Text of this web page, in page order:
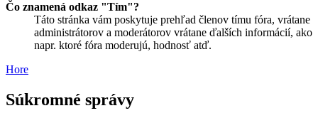
Čo znamená odkaz "Tím"?
Táto stránka vám poskytuje prehľad členov tímu fóra, vrátane
administrátorov a moderátorov vrátane ďalších informácií, ako
napr. ktoré fóra moderujú, hodnosť atď.
Hore
Súkromné správy